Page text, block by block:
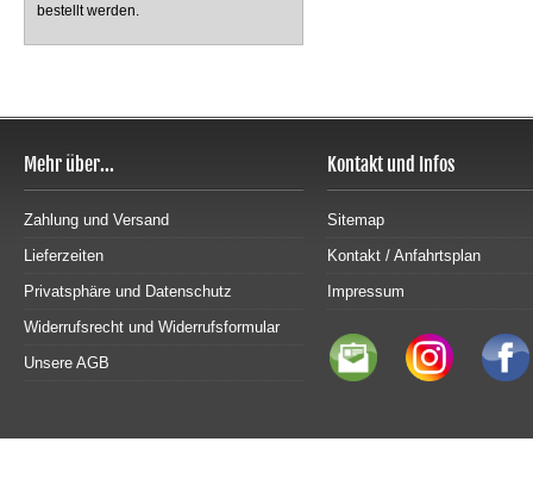
bestellt werden.
Mehr über...
Zahlung und Versand
Lieferzeiten
Privatsphäre und Datenschutz
Widerrufsrecht und Widerrufsformular
Unsere AGB
Kontakt und Infos
Sitemap
Kontakt / Anfahrtsplan
Impressum